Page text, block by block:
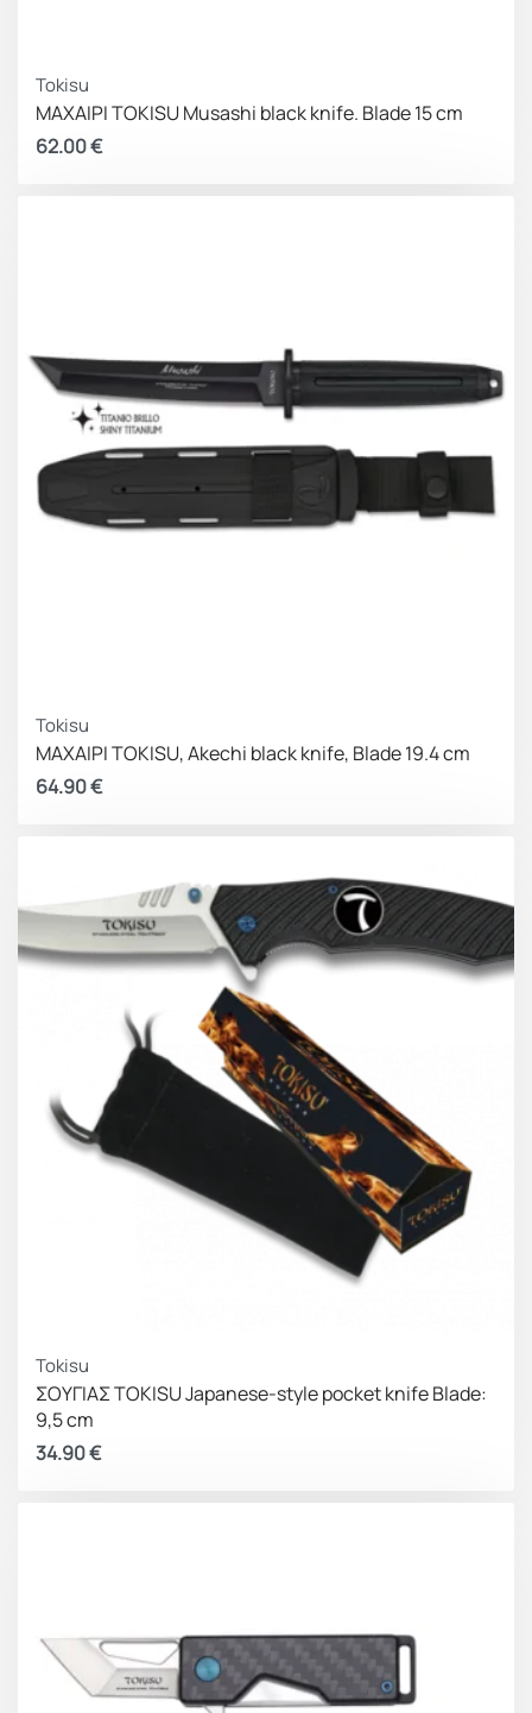
Tokisu
ΜΑΧΑΙΡΙ TOKISU Musashi black knife. Blade 15 cm
62.00€
Tokisu
ΜΑΧΑΙΡΙ TOKISU, Akechi black knife, Blade 19.4 cm
64.90€
Tokisu
ΣΟΥΓΙΑΣ TOKISU Japanese-style pocket knife Blade:
9,5 cm
34.90€